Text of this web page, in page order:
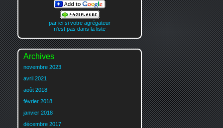
par ici si votre agrégateur
n'est pas dans la liste
Archives
novembre 2023
avril 2021
août 2018
février 2018
janvier 2018
décembre 2017